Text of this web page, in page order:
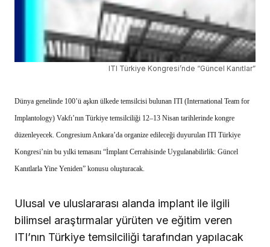
ITI Türkiye Kongresi’nde “Güncel Kanıtlar”
Dünya genelinde 100’ü aşkın ülkede temsilcisi bulunan ITI (International Team for
Implantology) Vakfı’nın Türkiye temsilciliği 12–13 Nisan tarihlerinde kongre
düzenleyecek. Congresium Ankara’da organize edileceği duyurulan ITI Türkiye
Kongresi’nin bu yılki temasını “İmplant Cerrahisinde Uygulanabilirlik: Güncel
Kanıtlarla Yine Yeniden” konusu oluşturacak.
Ulusal ve uluslararası alanda implant ile ilgili
bilimsel araştırmalar yürüten ve eğitim veren
ITI’nın Türkiye temsilciliği tarafından yapılacak